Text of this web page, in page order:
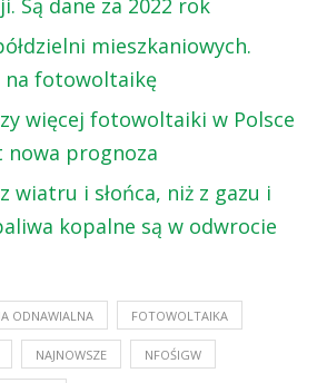
mieszkaniowych.
na fotowoltaikę
więcej fotowoltaiki w Polsce
nowa prognoza
wiatru i słońca, niż z gazu i
kopalne są w odwrocie
ODNAWIALNA FOTOWOLTAIKA
NAJNOWSZE NFOŚIGW